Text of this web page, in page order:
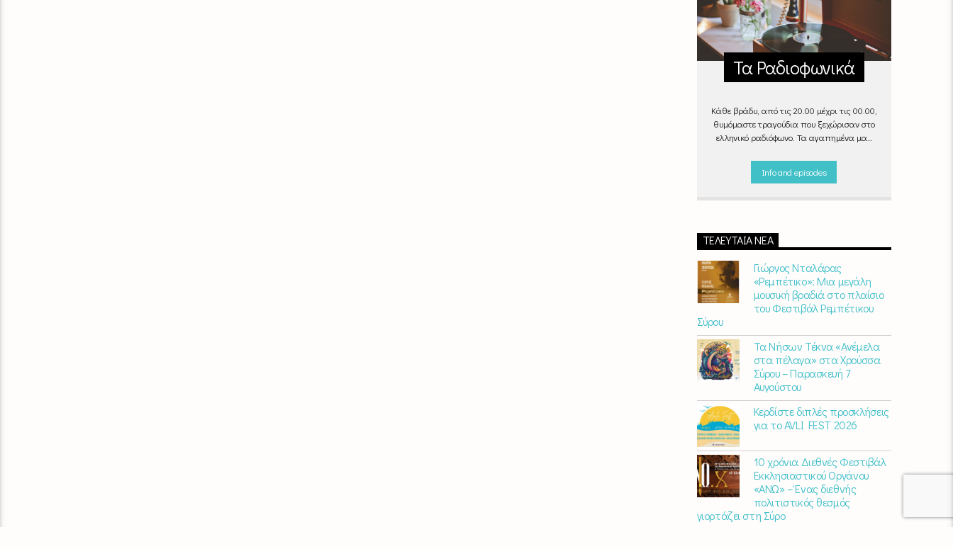
Τα Ραδιοφωνικά
Κάθε βράδυ, από τις 20.00 μέχρι τις 00.00,
θυμόμαστε τραγούδια που ξεχώρισαν στο
ελληνικό ραδιόφωνο. Τα αγαπημένα μας
Που ξέρεις, μπορεί και το δικό σου
αγαπημένο τραγούδι να βρίσκεται μέσα σ’
00:00στονEmpneusi 107 FM.
Info and episodes
ΤΕΛΕΥΤΑΊΑ ΝΈΑ
Γιώργος Νταλάρας
«Ρεμπέτικο»: Μια μεγάλη
μουσική βραδιά στο πλαίσιο
του Φεστιβάλ Ρεμπέτικου
Σύρου
Τα Νήσων Τέκνα «Ανέμελα
στα πέλαγα» στα Χρούσσα
Σύρου – Παρασκευή 7
Αυγούστου
Κερδίστε διπλές προσκλήσεις
για το AVLI FEST 2026
10 χρόνια Διεθνές Φεστιβάλ
Εκκλησιαστικού Οργάνου
«ΑΝΩ» – Ένας διεθνής
πολιτιστικός θεσμός
γιορτάζει στη Σύρο​